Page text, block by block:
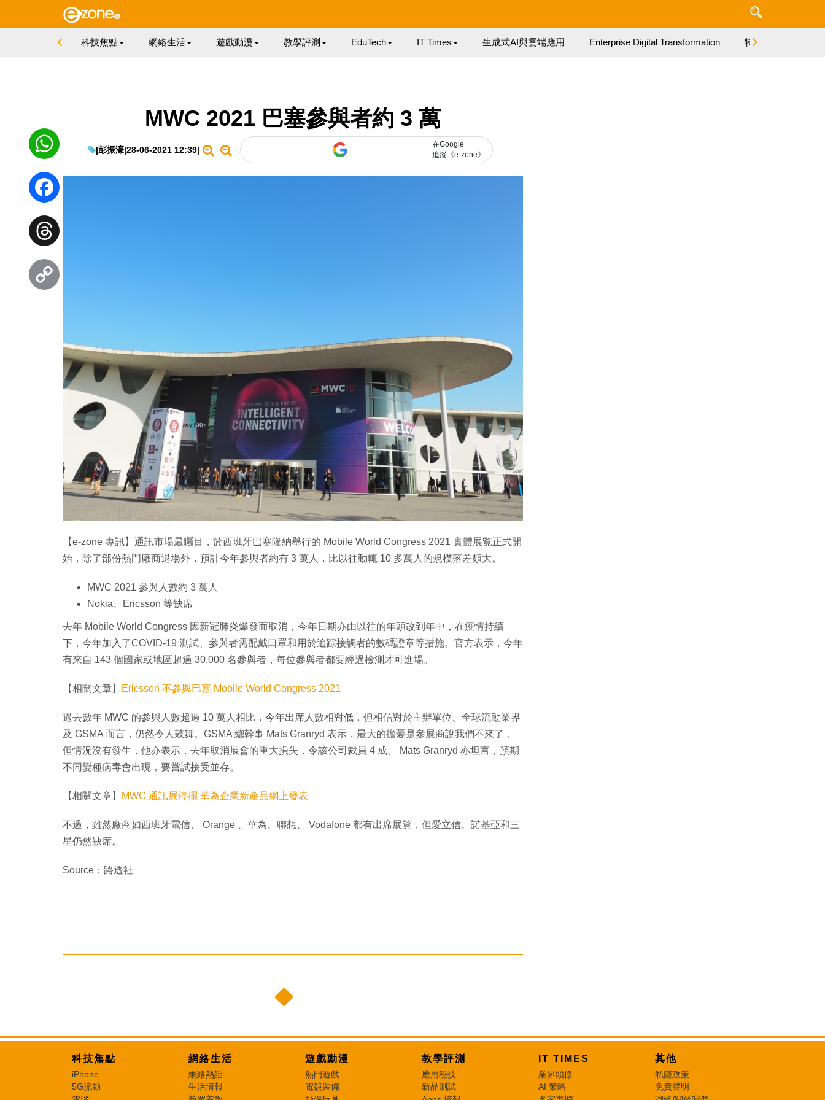
科技焦點 網絡生活 遊戲動漫 教學評測 EduTech IT Times 生成式AI與雲端應用 Enterprise Digital Transformation 特集
MWC 2021 巴塞參與者約 3 萬
|彭振濠|28-06-2021 12:39|
在Google
追蹤《e-zone》
【e-zone 專訊】通訊市場最矚目，於西班牙巴塞隆納舉行的 Mobile World Congress 2021 實體展覧正式開
始，除了部份熱門廠商退場外，預計今年參與者約有 3 萬人，比以往動輒 10 多萬人的規模落差頗大。
MWC 2021 參與人數約 3 萬人
Nokia、Ericsson 等缺席
去年 Mobile World Congress 因新冠肺炎爆發而取消，今年日期亦由以往的年頭改到年中，在疫情持續
下，今年加入了COVID-19 測試、參與者需配戴口罩和用於追踪接觸者的數碼證章等措施。官方表示，今年
有來自 143 個國家或地區超過 30,000 名參與者，每位參與者都要經過檢測才可進場。
【相關文章】 Ericsson 不參與巴塞 Mobile World Congress 2021
過去數年 MWC 的參與人數超過 10 萬人相比，今年出席人數相對低，但相信對於主辦單位、全球流動業界
及 GSMA 而言，仍然令人鼓舞。GSMA 總幹事 Mats Granryd 表示，最大的擔憂是參展商說我們不來了，
但情況沒有發生，他亦表示，去年取消展會的重大損失，令該公司裁員 4 成。 Mats Granryd 亦坦言，預期
不同變種病毒會出現，要嘗試接受並存。
【相關文章】 MWC 通訊展停擺 華為企業新產品網上發表
不過，雖然廠商如西班牙電信、 Orange 、華為、聯想、 Vodafone 都有出席展覧，但愛立信、諾基亞和三
星仍然缺席。
Source：路透社
WhatsApp
Facebook
Threads
科技焦點
iPhone
5G流動
網絡生活
網絡熱話
生活情報
遊戲動漫
熱門遊戲
電競裝備
教學評測
應用秘技
新品測試
IT TIMES
業界頭條
AI 策略
其他
私隱政策
免責聲明